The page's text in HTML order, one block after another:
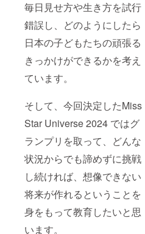
毎日見せ方や生き方を試行
錯誤し、どのようにしたら
日本の子どもたちの頑張る
きっかけができるかを考え
ています。
そして、今回決定したMiss
Star Universe 2024 ではグ
ランプリを取って、どんな
状況からでも諦めずに挑戦
し続ければ、想像できない
将来が作れるということを
身をもって教育したいと思
います。